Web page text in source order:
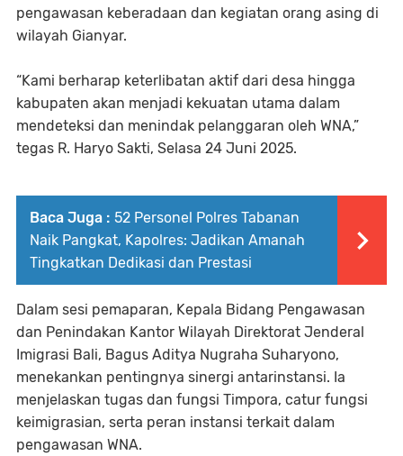
pengawasan keberadaan dan kegiatan orang asing di
wilayah Gianyar.
“Kami berharap keterlibatan aktif dari desa hingga
kabupaten akan menjadi kekuatan utama dalam
mendeteksi dan menindak pelanggaran oleh WNA,”
tegas R. Haryo Sakti, Selasa 24 Juni 2025.
Baca Juga : 52 Personel Polres Tabanan
Naik Pangkat, Kapolres: Jadikan Amanah
Tingkatkan Dedikasi dan Prestasi
Dalam sesi pemaparan, Kepala Bidang Pengawasan
dan Penindakan Kantor Wilayah Direktorat Jenderal
Imigrasi Bali, Bagus Aditya Nugraha Suharyono,
menekankan pentingnya sinergi antarinstansi. Ia
menjelaskan tugas dan fungsi Timpora, catur fungsi
keimigrasian, serta peran instansi terkait dalam
pengawasan WNA.